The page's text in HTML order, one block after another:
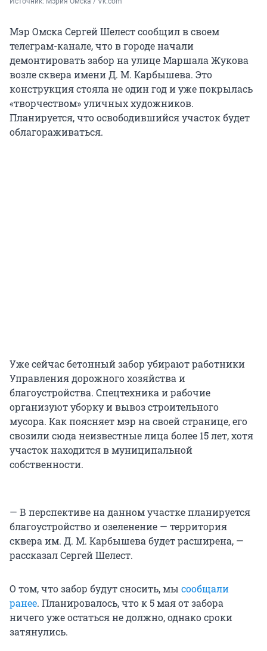
Мэр Омска Сергей Шелест сообщил в своем
телеграм-канале, что в городе начали
демонтировать забор на улице Маршала Жукова
возле сквера имени Д. М. Карбышева. Это
конструкция стояла не один год и уже покрылась
«творчеством» уличных художников.
Планируется, что освободившийся участок будет
облагораживаться.
Уже сейчас бетонный забор убирают работники
Управления дорожного хозяйства и
благоустройства. Спецтехника и рабочие
организуют уборку и вывоз строительного
мусора. Как поясняет мэр на своей странице, его
свозили сюда неизвестные лица более 15 лет, хотя
участок находится в муниципальной
собственности.
— В перспективе на данном участке планируется
благоустройство и озеленение — территория
сквера им. Д. М. Карбышева будет расширена, —
рассказал Сергей Шелест.
О том, что забор будут сносить, мы сообщали
ранее. Планировалось, что к 5 мая от забора
ничего уже остаться не должно, однако сроки
затянулись.